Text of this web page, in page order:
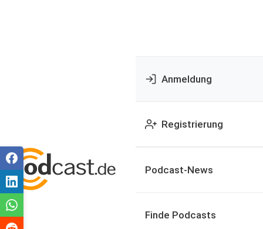
Anmeldung
Registrierung
Podcast-News
Finde Podcasts